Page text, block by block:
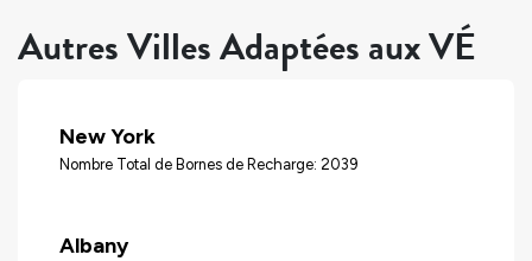
Autres Villes Adaptées aux VÉ
New York
Nombre Total de Bornes de Recharge: 2039
Albany